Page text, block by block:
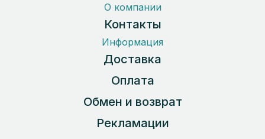
О компании
Контакты
Информация
Доставка
Оплата
Обмен и возврат
Рекламации